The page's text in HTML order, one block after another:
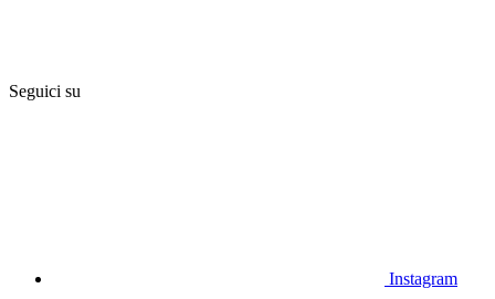
Seguici su
Instagram